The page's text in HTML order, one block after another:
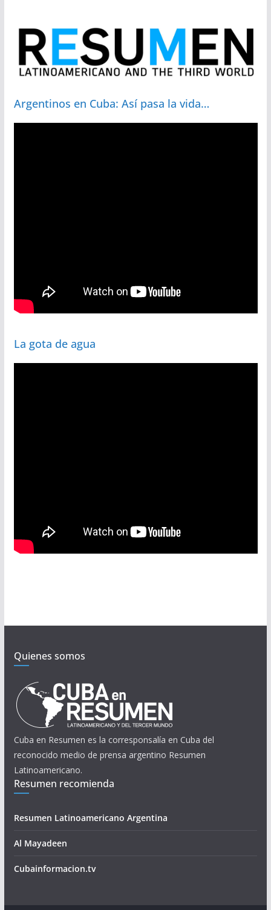
Argentinos en Cuba: Así pasa la vida…
La gota de agua
Quienes somos
Cuba en Resumen es la corresponsalía en Cuba del
reconocido medio de prensa argentino Resumen
Latinoamericano.
Resumen recomienda
Resumen Latinoamericano Argentina
Al Mayadeen
Cubainformacion.tv